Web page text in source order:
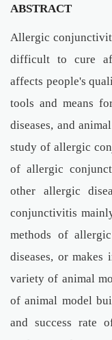
ABSTRACT
Allergic
difficult to cure
affects people's
tools and means
diseases, and
study of allergic
of allergic
other allergic
conjunctivitis
methods of
diseases, or makes
variety of animal
of animal model
and success rate